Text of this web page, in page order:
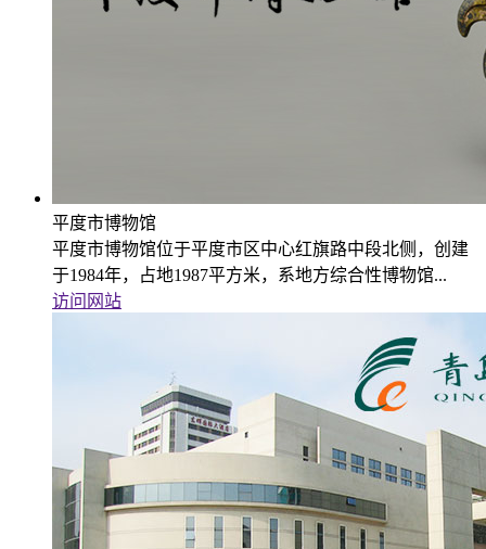
平度市博物馆
平度市博物馆位于平度市区中心红旗路中段北侧，创建
于1984年，占地1987平方米，系地方综合性博物馆...
访问网站